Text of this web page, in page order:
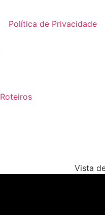
Política de Privacidade
Roteiros